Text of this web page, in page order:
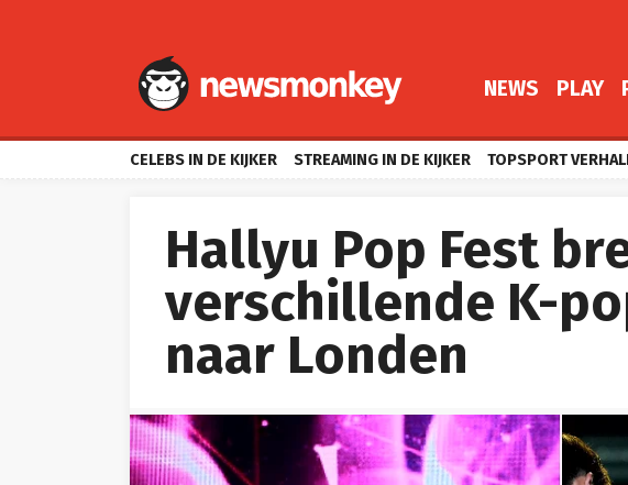
NEWS PLAY
CELEBS IN DE KIJKER STREAMING IN DE KIJKER TOPSPORT
Hallyu Pop Fest
verschillende K-
naar Londen